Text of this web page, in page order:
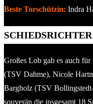
Beste Torschützin: Indra
SCHIEDSRICHTER
Großes Lob gab es auch
(TSV Dahme), Nicole
Bargholz (TSV
souverän die insgesamt 18